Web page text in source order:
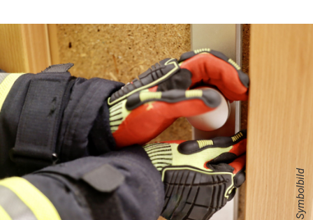
DEIN EINSATZ
Suche
Symbolbild